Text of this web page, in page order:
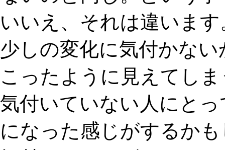
いいえ、それは違います
少しの変化に気付かな
こったように見えてし
気付いていない人にと
になった感じがするか